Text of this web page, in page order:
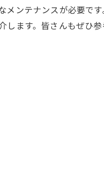
メンテナンスが必要で
します。皆さんもぜひ参